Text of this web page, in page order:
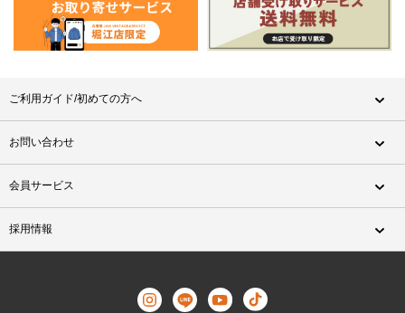
ご利用ガイド/初めての方へ
お問い合わせ
会員サービス
採用情報